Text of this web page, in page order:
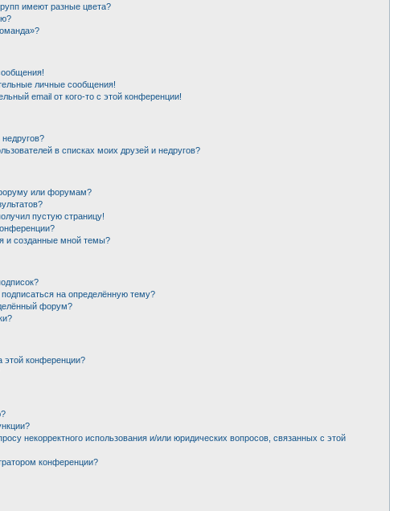
имеют разные цвета?
личные сообщения!
email от кого-то с этой конференции!
в списках моих друзей и недругов?
или форумам?
пустую страницу!
и созданные мной темы?
на определённую тему?
форум?
этой конференции?
некорректного использования и/или юридических вопросов, связанных с этой
конференции?